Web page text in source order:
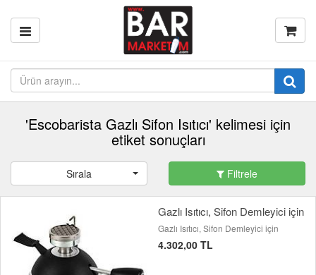
'Escobarista Gazlı Sifon Isıtıcı' kelimesi için
etiket sonuçları
Sırala Filtrele
Gazlı Isıtıcı, Sifon Demleyici için
Gazlı Isıtıcı, Sifon Demleyici için
4.302,00 TL